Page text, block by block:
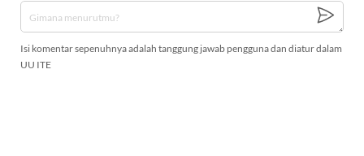
Isi komentar sepenuhnya adalah tanggung jawab pengguna dan diatur dalam
UU ITE